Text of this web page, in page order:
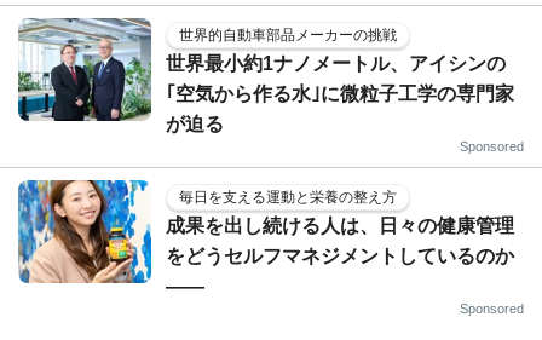
世界的自動車部品メーカーの挑戦
世界最小約1ナノメートル、アイシンの
｢空気から作る水｣に微粒子工学の専門家
が迫る
Sponsored
毎日を支える運動と栄養の整え方
成果を出し続ける人は、日々の健康管理
をどうセルフマネジメントしているのか
——
Sponsored